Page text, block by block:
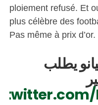
ploiement refusé. Et
plus célèbre des
Pas même à prix d’or.
يطلب